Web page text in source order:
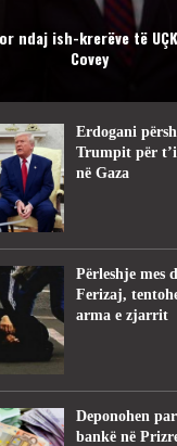
ndaj ish-krerëve të
Covey
Erdogani
Trumpit për
në Gaza
Përleshje mes
Ferizaj,
arma e zjarrit
Deponohen
bankë në